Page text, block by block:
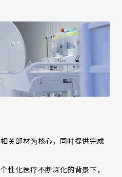
关部材为核心，同时提供完成
性化医疗不断深化的背景下，